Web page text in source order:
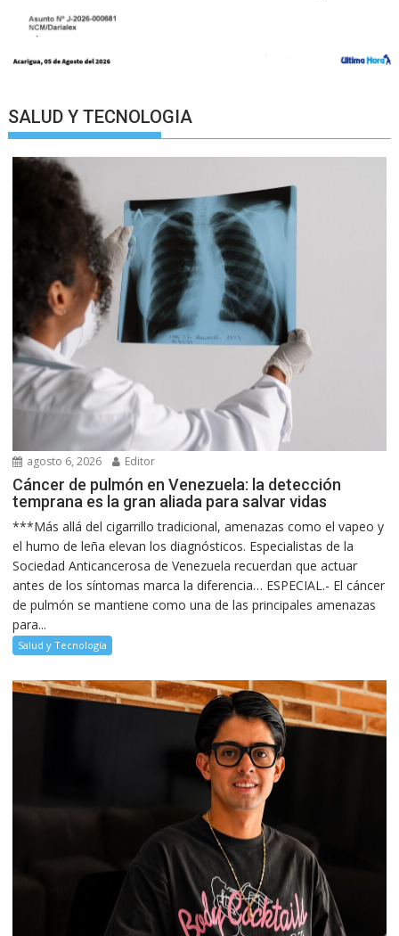
SALUD Y TECNOLOGIA
agosto 6, 2026 Editor
Cáncer de pulmón en Venezuela: la detección
temprana es la gran aliada para salvar vidas
***Más allá del cigarrillo tradicional, amenazas como el vapeo y
el humo de leña elevan los diagnósticos. Especialistas de la
Sociedad Anticancerosa de Venezuela recuerdan que actuar
antes de los síntomas marca la diferencia… ESPECIAL.- El cáncer
de pulmón se mantiene como una de las principales amenazas
para...
Salud y Tecnología